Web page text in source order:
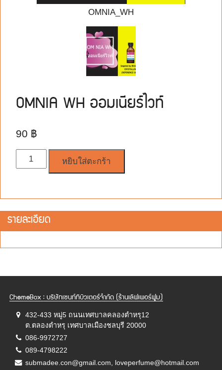
OMNIA_WH
OMNIA WH ออมเนียร์ไวท์
90 ฿
จำนวน
หยิบใส่ตะกร้า
รายละเอียด
ChemeBox : บริษัทเซนท์ทิบิวเตอร์จำกัด (ร้านเลิฟเพอร์ฟูม)
432-433 หมู่5 ถนนเทศบาลคลองตำหรุ12
ต.ตลองตำหรุ เทศบาลเมืองชลบุรี 20000
086-9972727
089-4798222
submadee.con@gmail.com, loveperfume@hotmail.com